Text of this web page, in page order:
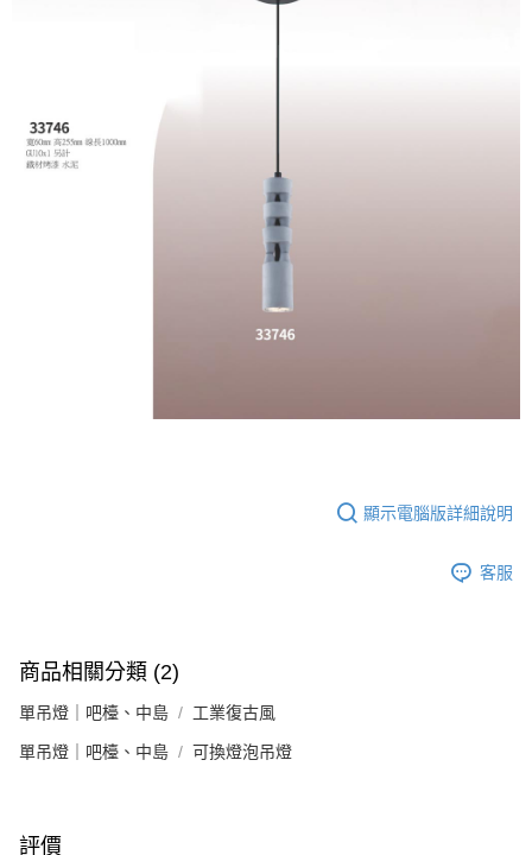
２．關於個人資料處理事宜，請瀏覽以下網址：
４．使用「AFTEE先享後付」時，將依據個別帳號之用戶狀況，依本公司即
時審查核予不同之上限額度；若仍有額度不足之情形，本公司將視審查結果
請求用戶進行身份認證。
５．嚴禁一人註冊多個帳號或使用他人資訊註冊。若發現惡意使用之情形，
恩沛科技股份有限公司將有權停止該用戶之使用額度並採取法律行動。
顯示電腦版詳細說明
客服
商品相關分類 (2)
單吊燈｜吧檯、中島 工業復古風
單吊燈｜吧檯、中島 可換燈泡吊燈
評價